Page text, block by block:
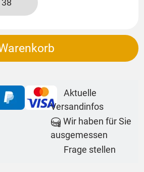
38
Aktuelle
Versandinfos
Wir haben für Sie
ausgemessen
Frage stellen